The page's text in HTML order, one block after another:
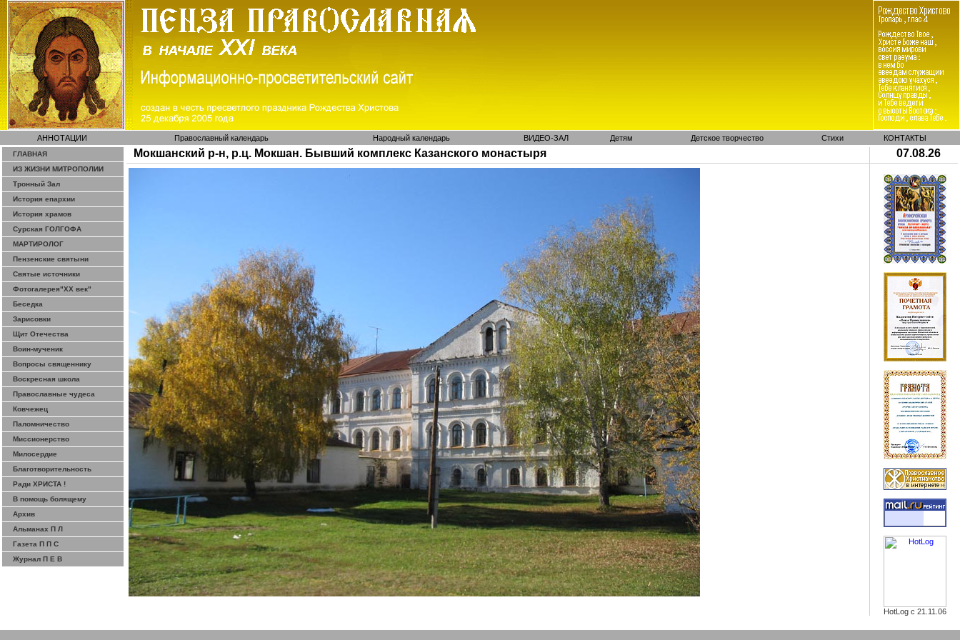
АННОТАЦИИ Православный календарь Народный календарь ВИДЕО-ЗАЛ Детям Детское творчество Стихи КОНТАКТЫ
ГЛАВНАЯ
ИЗ ЖИЗНИ МИТРОПОЛИИ
Тронный Зал
История епархии
История храмов
Сурская ГОЛГОФА
МАРТИРОЛОГ
Пензенские святыни
Святые источники
Фотогалерея"ХХ век"
Беседка
Зарисовки
Щит Отечества
Воин-мученик
Вопросы священнику
Воскресная школа
Православные чудеса
Ковчежец
Паломничество
Миссионерство
Милосердие
Благотворительность
Ради ХРИСТА !
В помощь болящему
Архив
Альманах П Л
Газета П П С
Журнал П Е В
Мокшанский р-н, р.ц. Мокшан. Бывший комплекс Казанского монастыря 07.08.26
HotLog с 21.11.06